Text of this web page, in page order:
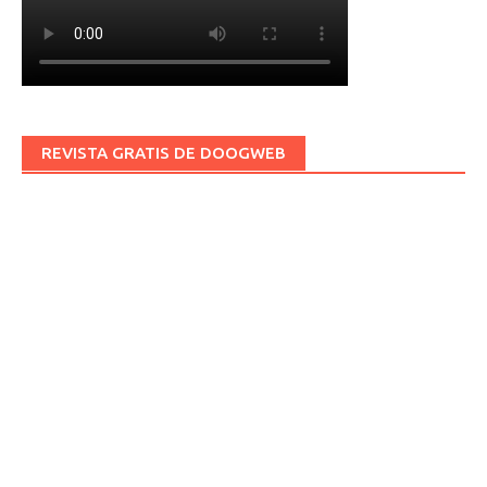
REVISTA GRATIS DE DOOGWEB